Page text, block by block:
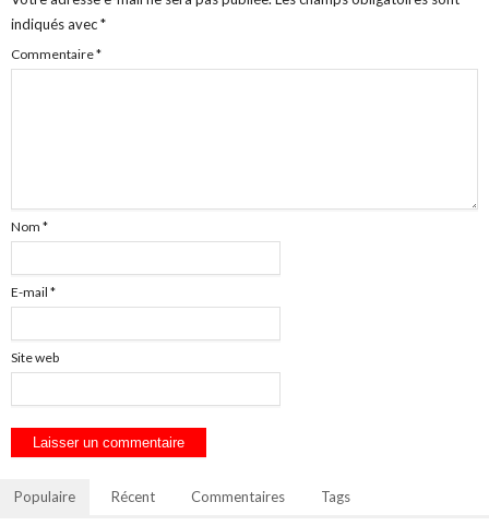
indiqués avec*
Commentaire*
Nom *
E-mail *
Site web
Populaire Récent Commentaires Tags